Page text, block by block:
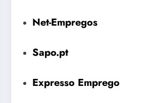
Net-Empregos
Sapo.pt
Expresso Emprego